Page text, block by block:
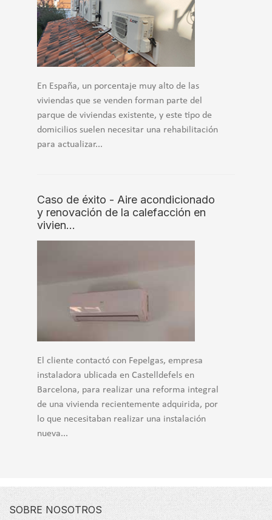
En España, un porcentaje muy alto de las
viviendas que se venden forman parte del
parque de viviendas existente, y este tipo de
domicilios suelen necesitar una rehabilitación
para actualizar...
Caso de éxito - Aire acondicionado
y renovación de la calefacción en
vivien…
El cliente contactó con Fepelgas, empresa
instaladora ublicada en Castelldefels en
Barcelona, para realizar una reforma integral
de una vivienda recientemente adquirida, por
lo que necesitaban realizar una instalación
nueva...
SOBRE NOSOTROS